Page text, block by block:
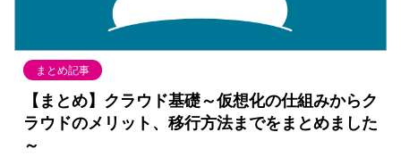
まとめ記事
【まとめ】クラウド基礎～仮想化の仕組みからク
ラウドのメリット、移行方法までをまとめました
～